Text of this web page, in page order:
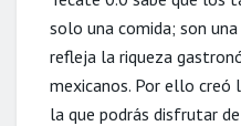
solo una comida; son
refleja la riqueza
mexicanos. Por ello creó
la que podrás disfrutar